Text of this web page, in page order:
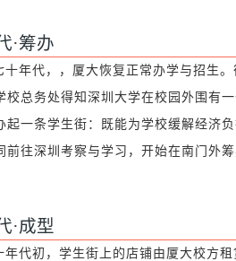
·筹办
十年代，，厦大恢复正常办学与招生
校总务处得知深圳大学在校园外围有
起一条学生街：既能为学校缓解经济
前往深圳考察与学习，开始在南门外
·成型
初，学生街上的店铺由厦大校方租